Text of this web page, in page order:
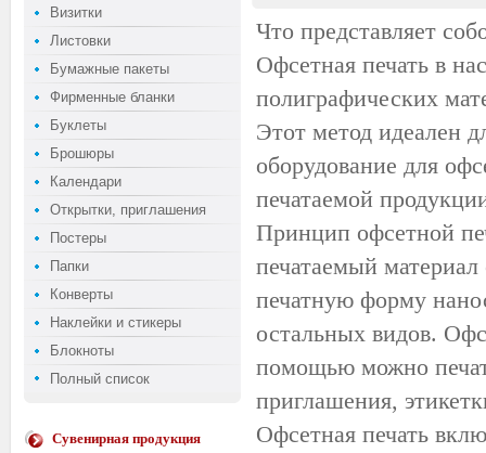
Визитки
Листовки
Бумажные пакеты
Фирменные бланки
Буклеты
Брошюры
Календари
Открытки, приглашения
Постеры
Папки
Конверты
Наклейки и стикеры
Блокноты
Полный список
Сувенирная продукция
Что представляет
Офсетная печать в
полиграфических
Этот метод идеален
оборудование для
печатаемой
Принцип офсетной
печатаемый
печатную форму
остальных видов.
помощью можно
приглашения,
Офсетная печать